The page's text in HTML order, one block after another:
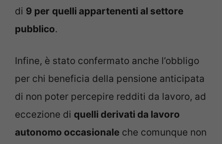
di 9 per quelli appartenenti al settore
pubblico.
Infine, è stato confermato anche l’obbligo
per chi beneficia della pensione anticipata
di non poter percepire redditi da lavoro, ad
eccezione di quelli derivati da lavoro
autonomo occasionale che comunque non